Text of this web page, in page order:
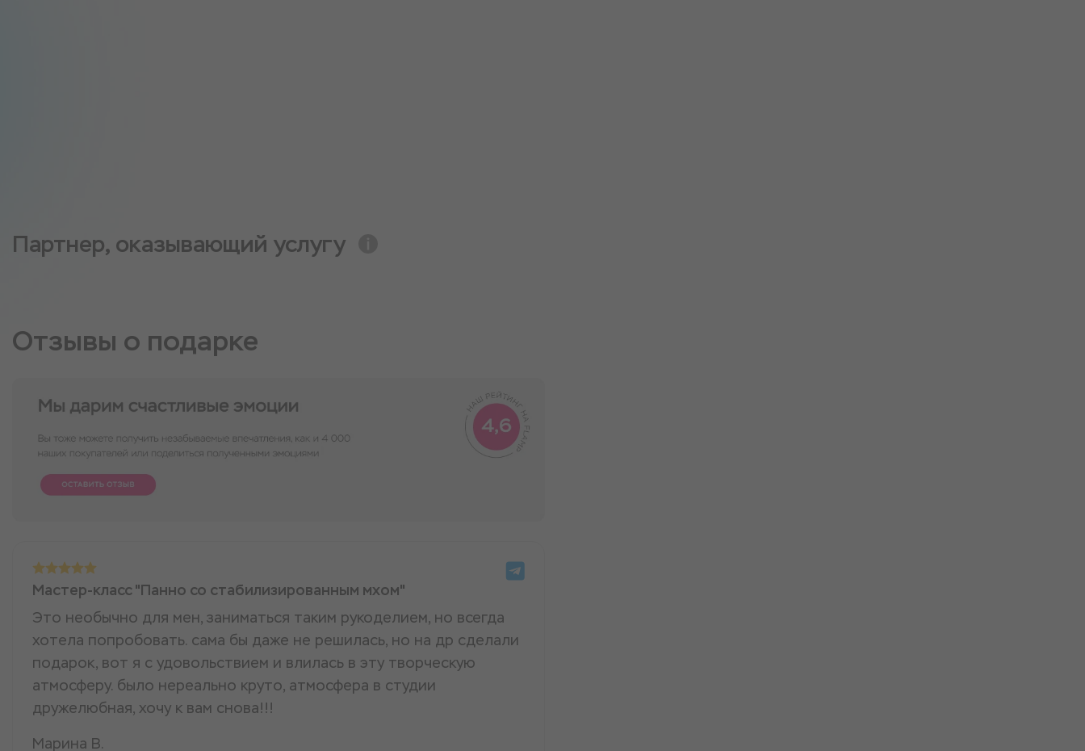
Партнер, оказывающий услугу
Отзывы о подарке
Мастер-класс "Панно со стабилизированным мхом"
Это необычно для мен, заниматься таким рукоделием, но всегда
хотела попробовать. сама бы даже не решилась, но на др сделали
подарок, вот я с удовольствием и влилась в эту творческую
атмосферу. было нереально круто, атмосфера в студии
дружелюбная, хочу к вам снова!!!
Марина В.